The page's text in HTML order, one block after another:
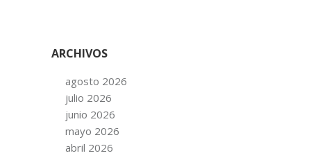
ARCHIVOS
agosto 2026
julio 2026
junio 2026
mayo 2026
abril 2026